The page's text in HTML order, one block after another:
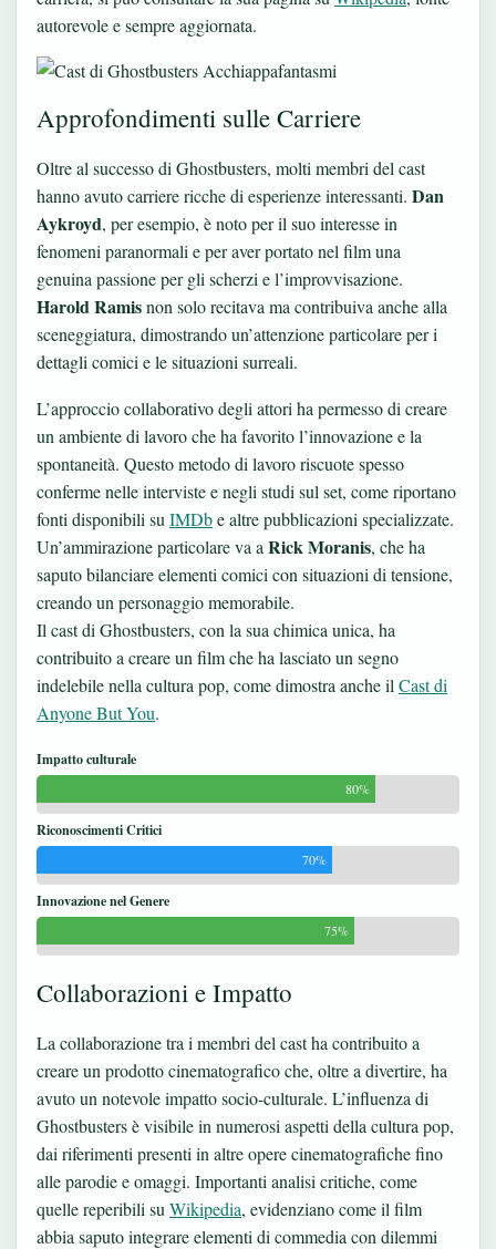
autorevole e sempre aggiornata.
Approfondimenti sulle Carriere
Oltre al successo di Ghostbusters, molti membri del cast
hanno avuto carriere ricche di esperienze interessanti. Dan
Aykroyd, per esempio, è noto per il suo interesse in
fenomeni paranormali e per aver portato nel film una
genuina passione per gli scherzi e l’improvvisazione.
Harold Ramisnon solo recitava ma contribuiva anche alla
sceneggiatura, dimostrando un’attenzione particolare per i
dettagli comici e le situazioni surreali.
L’approccio collaborativo degli attori ha permesso di creare
un ambiente di lavoro che ha favorito l’innovazione e la
spontaneità. Questo metodo di lavoro riscuote spesso
conferme nelle interviste e negli studi sul set, come riportano
fonti disponibili su IMDbe altre pubblicazioni specializzate.
Un’ammirazione particolare va a Rick Moranis, che ha
saputo bilanciare elementi comici con situazioni di tensione,
creando un personaggio memorabile.
Il cast di Ghostbusters, con la sua chimica unica, ha
contribuito a creare un film che ha lasciato un segno
indelebile nella cultura pop, come dimostra anche il Cast di
Anyone But You.
Impatto culturale
80%
Riconoscimenti Critici
70%
Innovazione nel Genere
75%
Collaborazioni e Impatto
La collaborazione tra i membri del cast ha contribuito a
creare un prodotto cinematografico che, oltre a divertire, ha
avuto un notevole impatto socio-culturale. L’influenza di
Ghostbusters è visibile in numerosi aspetti della cultura pop,
dai riferimenti presenti in altre opere cinematografiche fino
alle parodie e omaggi. Importanti analisi critiche, come
quelle reperibili su Wikipedia, evidenziano come il film
abbia saputo integrare elementi di commedia con dilemmi